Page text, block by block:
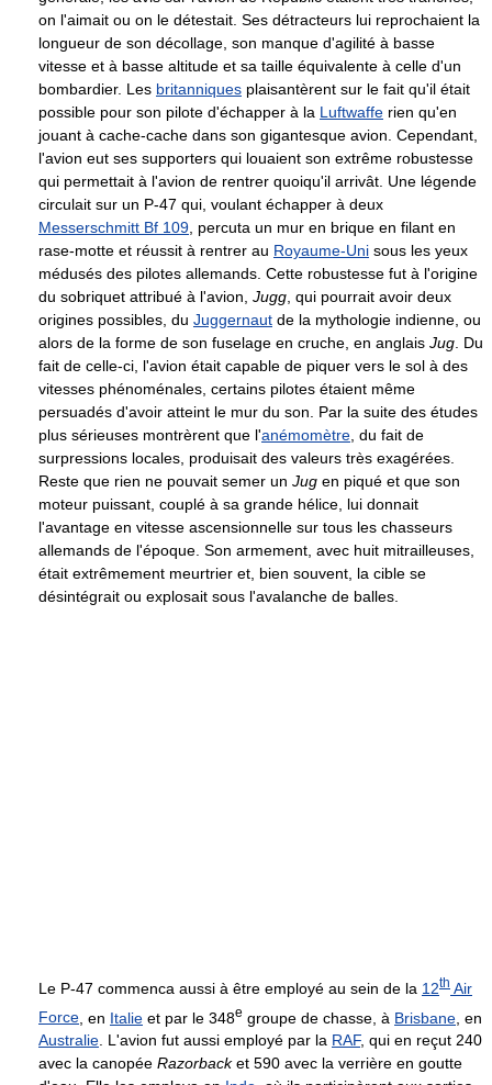
on l'aimait ou on le détestait. Ses détracteurs lui reprochaient la
longueur de son décollage, son manque d'agilité à basse
vitesse et à basse altitude et sa taille équivalente à celle d'un
bombardier. Les britanniques plaisantèrent sur le fait qu'il était
possible pour son pilote d'échapper à la Luftwaffe rien qu'en
jouant à cache-cache dans son gigantesque avion. Cependant,
l'avion eut ses supporters qui louaient son extrême robustesse
qui permettait à l'avion de rentrer quoiqu'il arrivât. Une légende
circulait sur un P-47 qui, voulant échapper à deux
Messerschmitt Bf 109 , percuta un mur en brique en filant en
rase-motte et réussit à rentrer au Royaume-Uni sous les yeux
médusés des pilotes allemands. Cette robustesse fut à l'origine
du sobriquet attribué à l'avion, Jugg , qui pourrait avoir deux
origines possibles, du Juggernaut de la mythologie indienne, ou
alors de la forme de son fuselage en cruche, en anglais Jug . Du
fait de celle-ci, l'avion était capable de piquer vers le sol à des
vitesses phénoménales, certains pilotes étaient même
persuadés d'avoir atteint le mur du son. Par la suite des études
plus sérieuses montrèrent que l'anémomètre , du fait de
surpressions locales, produisait des valeurs très exagérées.
Reste que rien ne pouvait semer un Jug en piqué et que son
moteur puissant, couplé à sa grande hélice, lui donnait
l'avantage en vitesse ascensionnelle sur tous les chasseurs
allemands de l'époque. Son armement, avec huit mitrailleuses,
était extrêmement meurtrier et, bien souvent, la cible se
désintégrait ou explosait sous l'avalanche de balles.
Le P-47 commenca aussi à être employé au sein de la 12th Air
Force , en Italie et par le 348e groupe de chasse, à Brisbane , en
Australie. L'avion fut aussi employé par la RAF, qui en reçut 240
avec la canopée Razorbacket 590 avec la verrière en goutte